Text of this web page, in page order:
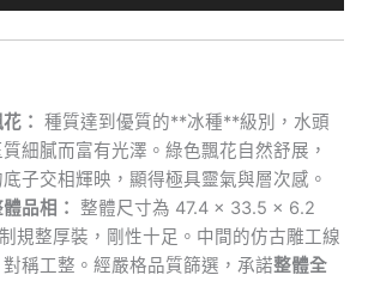
： 種質達到優質的**冰種**級別，水頭
細膩而富有光澤。綠色飄花自然舒展，
子交相輝映，顯得極具靈氣與層次感。
品相：
整體尺寸為 47.4 × 33.5 × 6.2
規整厚裝，剛性十足。中間的仿古雕工線
稱工整。經嚴格品質篩選，承諾整體全